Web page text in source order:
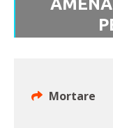
Mortare